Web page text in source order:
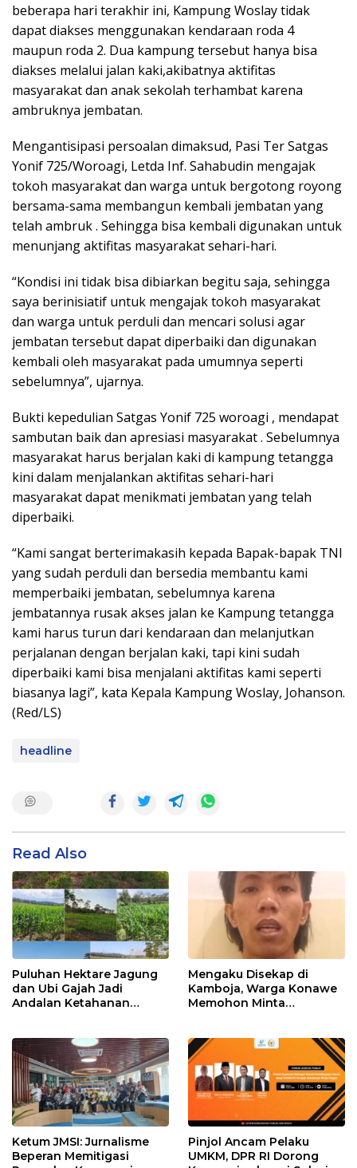
beberapa hari terakhir ini, Kampung Woslay tidak
dapat diakses menggunakan kendaraan roda 4
maupun roda 2. Dua kampung tersebut hanya bisa
diakses melalui jalan kaki,akibatnya aktifitas
masyarakat dan anak sekolah terhambat karena
ambruknya jembatan.
Mengantisipasi persoalan dimaksud, Pasi Ter Satgas
Yonif 725/Woroagi, Letda Inf. Sahabudin mengajak
tokoh masyarakat dan warga untuk bergotong royong
bersama-sama membangun kembali jembatan yang
telah ambruk . Sehingga bisa kembali digunakan untuk
menunjang aktifitas masyarakat sehari-hari.
“Kondisi ini tidak bisa dibiarkan begitu saja, sehingga
saya berinisiatif untuk mengajak tokoh masyarakat
dan warga untuk perduli dan mencari solusi agar
jembatan tersebut dapat diperbaiki dan digunakan
kembali oleh masyarakat pada umumnya seperti
sebelumnya”, ujarnya.
Bukti kepedulian Satgas Yonif 725 woroagi , mendapat
sambutan baik dan apresiasi masyarakat . Sebelumnya
masyarakat harus berjalan kaki di kampung tetangga
kini dalam menjalankan aktifitas sehari-hari
masyarakat dapat menikmati jembatan yang telah
diperbaiki.
“Kami sangat berterimakasih kepada Bapak-bapak TNI
yang sudah perduli dan bersedia membantu kami
memperbaiki jembatan, sebelumnya karena
jembatannya rusak akses jalan ke Kampung tetangga
kami harus turun dari kendaraan dan melanjutkan
perjalanan dengan berjalan kaki, tapi kini sudah
diperbaiki kami bisa menjalani aktifitas kami seperti
biasanya lagi”, kata Kepala Kampung Woslay, Johanson.
(Red/LS)
headline
Read Also
Puluhan Hektare Jagung
dan Ubi Gajah Jadi
Andalan Ketahanan
Mengaku Disekap di
Kamboja, Warga Konawe
Memohon Minta
Ketum JMSI: Jurnalisme
Beperan Memitigasi
Pinjol Ancam Pelaku
UMKM, DPR RI Dorong